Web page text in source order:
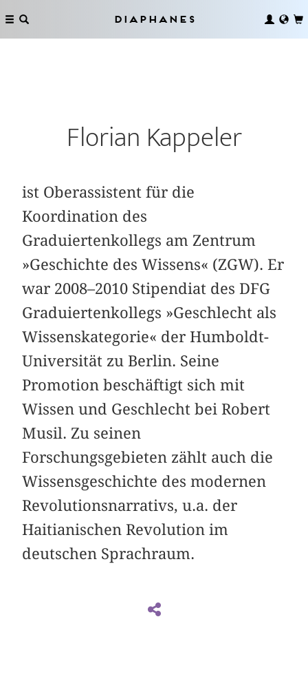
Diaphanes
Florian Kappeler
ist Oberassistent für die
Koordination des
Graduiertenkollegs am Zentrum
»Geschichte des Wissens« (ZGW). Er
war 2008–2010 Stipendiat des DFG
Graduiertenkollegs »Geschlecht als
Wissenskategorie« der Humboldt-
Universität zu Berlin. Seine
Promotion beschäftigt sich mit
Wissen und Geschlecht bei Robert
Musil. Zu seinen
Forschungsgebieten zählt auch die
Wissensgeschichte des modernen
Revolutionsnarrativs, u.a. der
Haitianischen Revolution im
deutschen Sprachraum.